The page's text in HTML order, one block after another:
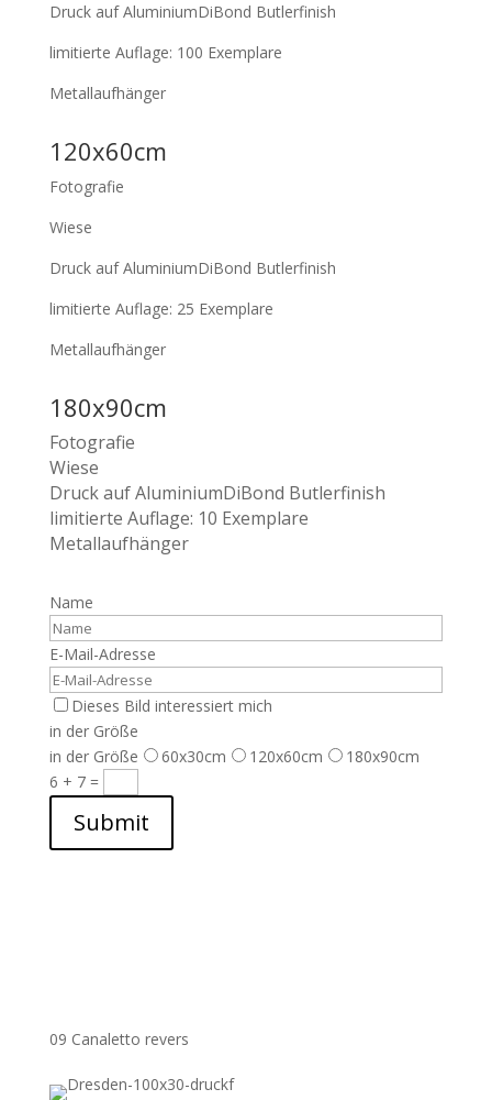
Druck auf AluminiumDiBond Butlerfinish
limitierte Auflage: 100 Exemplare
Metallaufhänger
120x60cm
Fotografie
Wiese
Druck auf AluminiumDiBond Butlerfinish
limitierte Auflage: 25 Exemplare
Metallaufhänger
180x90cm
Fotografie
Wiese
Druck auf AluminiumDiBond Butlerfinish
limitierte Auflage: 10 Exemplare
Metallaufhänger
Name
E-Mail-Adresse
Dieses Bild interessiert mich
in der Größe
in der Größe
60x30cm 120x60cm
180x90cm
6 + 7=
Submit
09 Canaletto revers